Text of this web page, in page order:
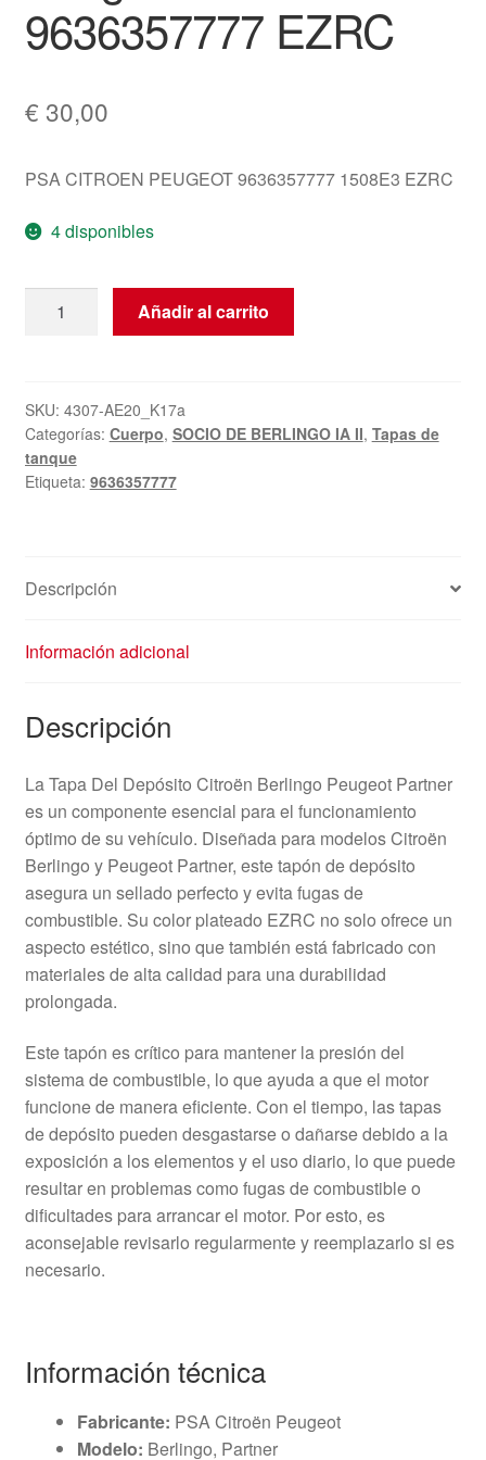
9636357777 EZRC
€ 30,00
PSA CITROEN PEUGEOT 9636357777 1508E3 EZRC
4 disponibles
Tapa
Berlingo
Peugeot
Partner
9636357777
Añadir al carrito
SKU: 4307-AE20_K17a
Categorías: Cuerpo, SOCIO DE BERLINGO IA II, Tapas de
tanque
Etiqueta: 9636357777
Descripción
Información adicional
Descripción
La Tapa Del Depósito Citroën Berlingo Peugeot Partner
es un componente esencial para el funcionamiento
óptimo de su vehículo. Diseñada para modelos Citroën
Berlingo y Peugeot Partner, este tapón de depósito
asegura un sellado perfecto y evita fugas de
combustible. Su color plateado EZRC no solo ofrece un
aspecto estético, sino que también está fabricado con
materiales de alta calidad para una durabilidad
prolongada.
Este tapón es crítico para mantener la presión del
sistema de combustible, lo que ayuda a que el motor
funcione de manera eficiente. Con el tiempo, las tapas
de depósito pueden desgastarse o dañarse debido a la
exposición a los elementos y el uso diario, lo que puede
resultar en problemas como fugas de combustible o
dificultades para arrancar el motor. Por esto, es
aconsejable revisarlo regularmente y reemplazarlo si es
necesario.
Información técnica
Fabricante: PSA Citroën Peugeot
Modelo: Berlingo, Partner